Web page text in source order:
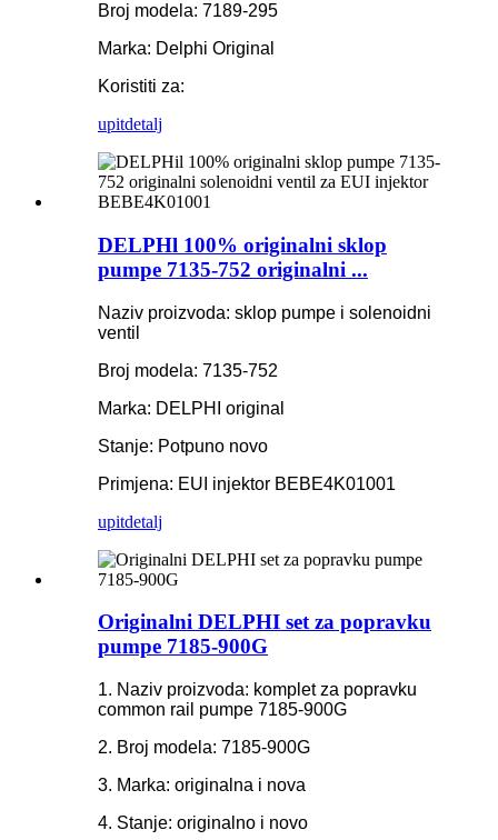
Broj modela: 7189-295
Marka: Delphi Original
Koristiti za:
upitdetalj
DELPHl 100% originalni sklop
pumpe 7135-752 originalni ...
Naziv proizvoda: sklop pumpe i solenoidni
ventil
Broj modela: 7135-752
Marka: DELPHI original
Stanje: Potpuno novo
Primjena: EUI injektor BEBE4K01001
upitdetalj
Originalni DELPHI set za popravku
pumpe 7185-900G
1. Naziv proizvoda: komplet za popravku
common rail pumpe 7185-900G
2. Broj modela: 7185-900G
3. Marka: originalna i nova
4. Stanje: originalno i novo